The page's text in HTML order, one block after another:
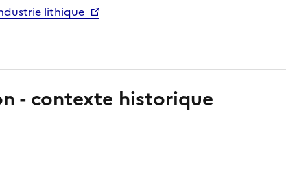
lithique
- contexte historique